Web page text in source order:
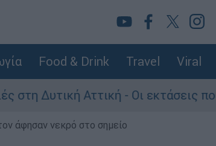
Food & Drink Travel Viral
Αττική - Οι εκτάσεις που
άφησαν νεκρό στο σημείο